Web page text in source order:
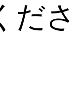
ださ